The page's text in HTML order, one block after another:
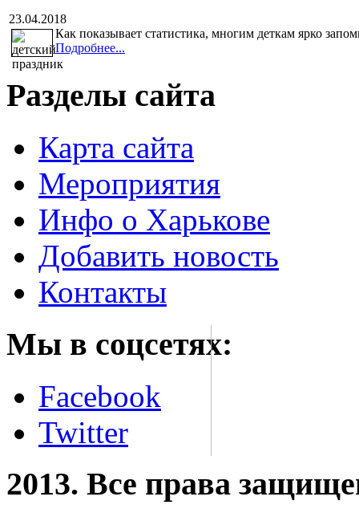
23.04.2018
Как показывает статистика, многим деткам ярко
Подробнее...
Разделы сайта
Карта сайта
Мероприятия
Инфо о Харькове
Добавить новость
Контакты
Мы в соцсетях:
Facebook
Twitter
2013. Все права